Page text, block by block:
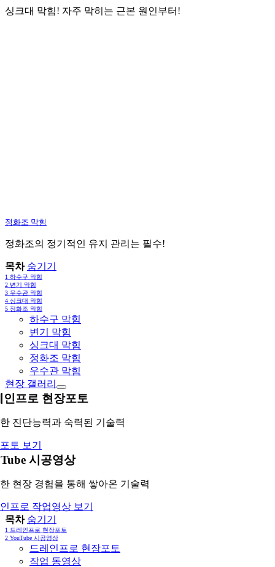
싱크대 막힘! 자주 막히는 근본 원인부터!
정화조 막힘
정화조의 정기적인 유지 관리는 필수!
목차 숨기기
1 하수구 막힘
2 변기 막힘
3 우수관 막힘
4 싱크대 막힘
5 정화조 막힘
하수구 막힘
변기 막힘
싱크대 막힘
정화조 막힘
우수관 막힘
현장 갤러리
인프로 현장포토
진단능력과 숙력된 기술력
토 보기
시공영상
현장 경험을 통해 쌓아온 기술력
프로 작업영상 보기
목차 숨기기
1 드레인프로 현장포토
2 YouTube 시공영상
드레인프로 현장포토
작업 동영상